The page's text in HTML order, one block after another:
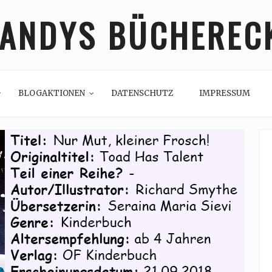
BLOGAKTIONEN DATENSCHUTZ IMPRESSUM